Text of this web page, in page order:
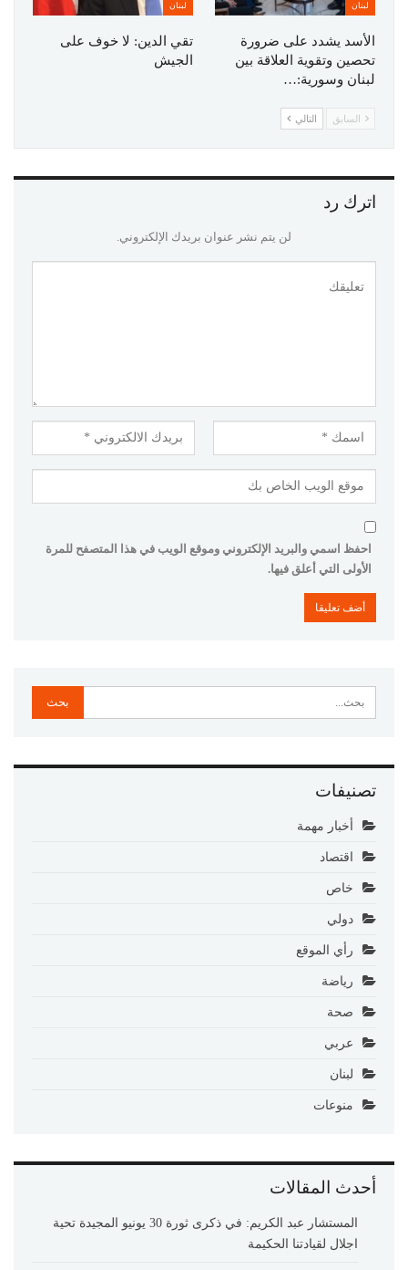
لبنان
الأسد يشدد على ضرورة
تحصين وتقوية العلاقة بين
لبنان وسورية:…
لبنان
تقي الدين: لا خوف على
الجيش
السابق التالي
اترك رد
لن يتم نشر عنوان بريدك الإلكتروني.
احفظ اسمي والبريد الإلكتروني وموقع الويب في هذا المتصفح للمرة
الأولى التي أعلق فيها.
تصنيفات
أخبار مهمة
اقتصاد
خاص
دولي
رأي الموقع
رياضة
صحة
عربي
لبنان
منوعات
أحدث المقالات
المستشار عبد الكريم: في ذكرى ثورة 30 يونيو المجيدة تحية
اجلال لقيادتنا الحكيمة